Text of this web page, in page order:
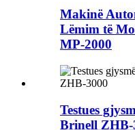
Makinë
Lëmim të
MP-2000
Testues
Brinell ZHB-